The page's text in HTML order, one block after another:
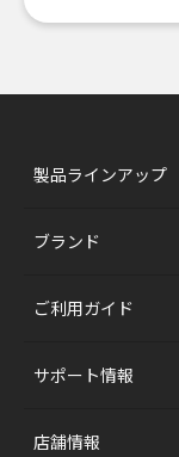
製品ラインアップ
ブランド
ご利用ガイド
サポート情報
店舗情報